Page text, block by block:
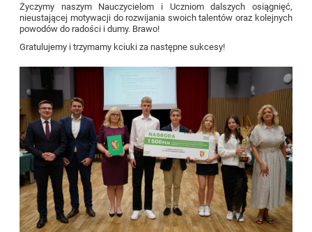
Życzymy naszym Nauczycielom i Uczniom dalszych osiągnięć,
nieustającej motywacji do rozwijania swoich talentów oraz kolejnych
powodów do radości i dumy. Brawo!
Gratulujemy i trzymamy kciuki za następne sukcesy!